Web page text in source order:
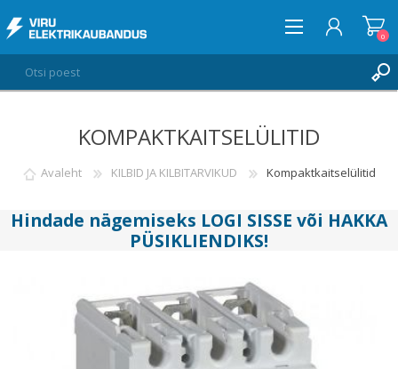
LOGI SISSE
SOOVIKORV
0
KOMPAKTKAITSELÜLITID
Avaleht KILBID JA KILBITARVIKUD Kompaktkaitselülitid
Hindade nägemiseks LOGI SISSE või HAKKA
PÜSIKLIENDIKS!